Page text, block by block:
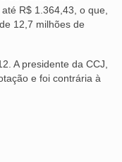
R$ 1.364,43, o que,
12,7 milhões de
A presidente da CCJ,
e foi contrária à